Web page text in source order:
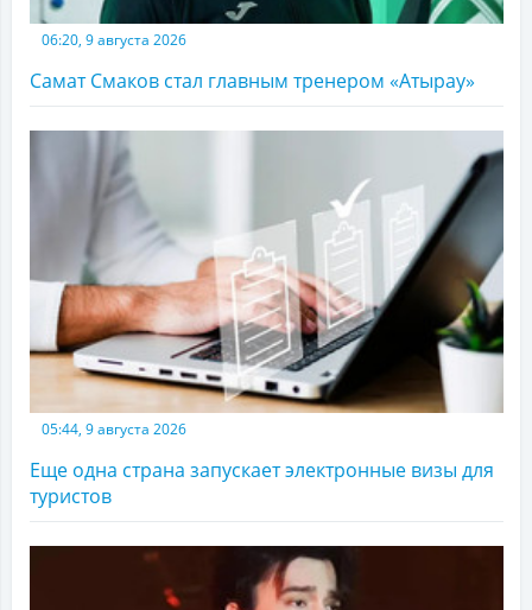
06:20, 9 августа 2026
Самат Смаков стал главным тренером «Атырау»
05:44, 9 августа 2026
Еще одна страна запускает электронные визы для
туристов